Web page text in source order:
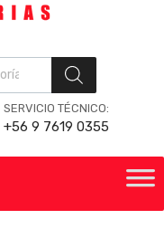
SERVICIO TÉCNICO:
+56 9 7619 0355